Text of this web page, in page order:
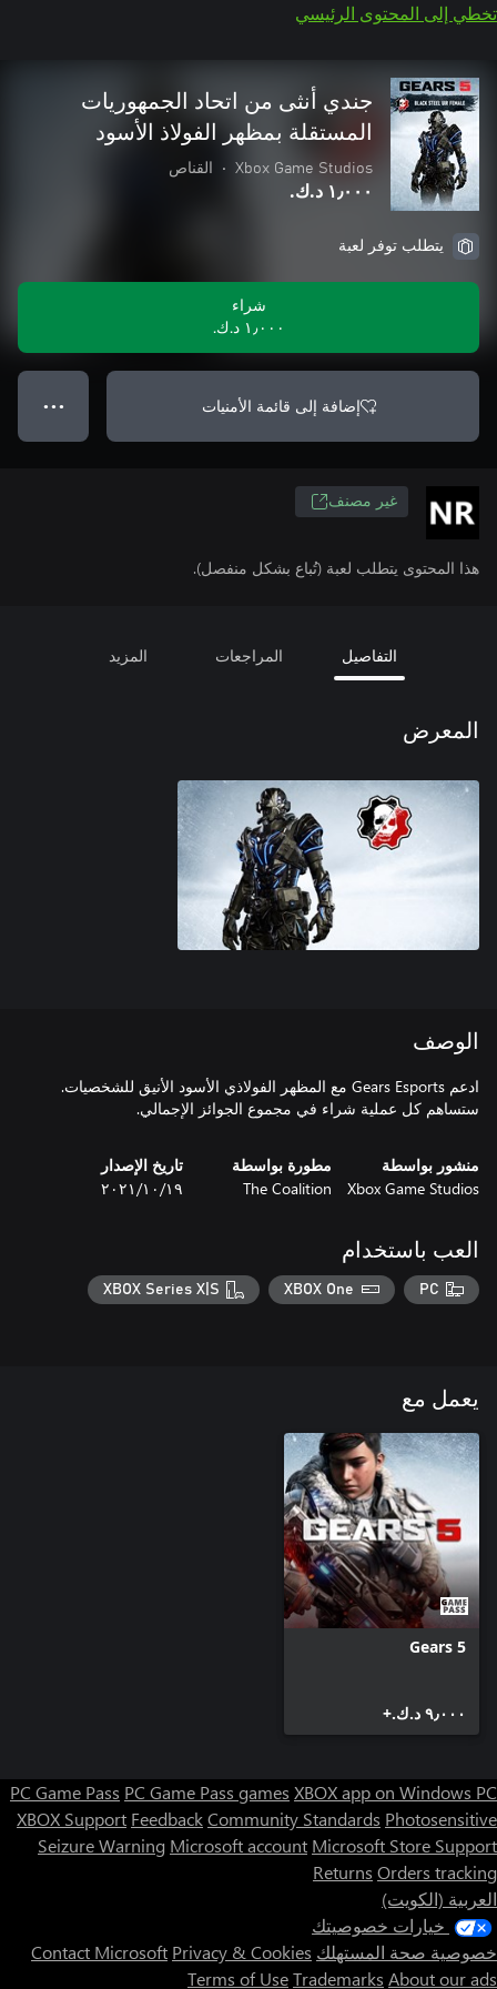
تخطي إلى المحتوى الرئيسي
جندي أنثى من اتحاد الجمهوريات
المستقلة بمظهر الفولاذ الأسود
Xbox Game Studios
• القناص
١٫٠٠٠ د.ك.‏
يتطلب توفر لعبة
شراء
١٫٠٠٠ د.ك.‏
إضافة إلى قائمة الأمنيات ● ● ●
غير مصنف
هذا المحتوى يتطلب لعبة (تُباع بشكل منفصل).
التفاصيل المراجعات المزيد
المعرض
الوصف
ادعم Gears Esports مع المظهر الفولاذي الأسود الأنيق للشخصيات.
ستساهم كل عملية شراء في مجموع الجوائز الإجمالي.
منشور بواسطة
Xbox Game Studios
مطورة بواسطة
The Coalition
تاريخ الإصدار
١٩‏/١٠‏/٢٠٢١
العب باستخدام
PC
XBOX One
XBOX Series X|S
يعمل مع
Gears 5
٩٫٠٠٠ د.ك.‏+
PC Game Pass PC Game Pass games XBOX app on Windows PC
XBOX Support FeedbackCommunity Standards Photosensitive
Seizure Warning Microsoft account Microsoft Store Support
Returns Orders tracking
العربية (الكويت)
خيارات خصوصيتك
خصوصية صحة المستهلك
Contact Microsoft Privacy & Cookies
Terms of UseTrademarks About our ads